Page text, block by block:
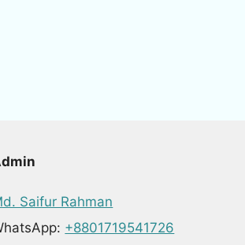
Saifur Rahman
+8801719541726